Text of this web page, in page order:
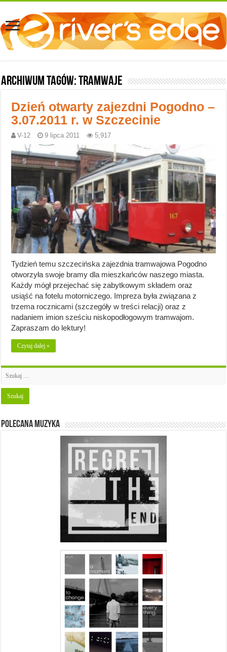
Archiwum tagów:tramwaje
Dzień otwarty zajezdni Pogodno –
3.07.2011 r. w Szczecinie
V-12 9 lipca 2011 5,917
Tydzień temu szczecińska zajezdnia tramwajowa Pogodno
otworzyła swoje bramy dla mieszkańców naszego miasta.
Każdy mógł przejechać się zabytkowym składem oraz
usiąść na fotelu motorniczego. Impreza była związana z
trzema rocznicami (szczegóły w treści relacji) oraz z
nadaniem imion sześciu niskopodłogowym tramwajom.
Zapraszam do lektury!
Czytaj dalej »
Polecana muzyka